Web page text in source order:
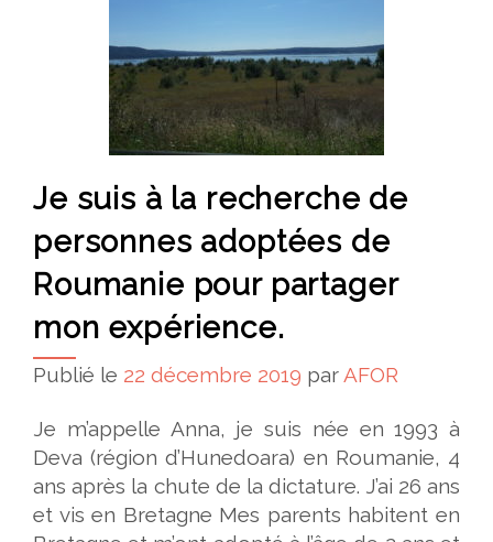
Je suis à la recherche de
personnes adoptées de
Roumanie pour partager
mon expérience.
Publié le 22 décembre 2019 par AFOR
Je m’appelle Anna, je suis née en 1993 à
Deva (région d’Hunedoara) en Roumanie, 4
ans après la chute de la dictature. J’ai 26 ans
et vis en Bretagne Mes parents habitent en